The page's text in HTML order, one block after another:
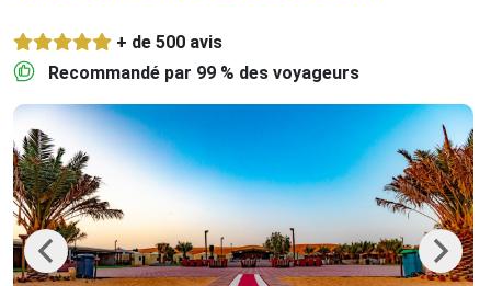
+ de 500 avis
Recommandé par 99 % des voyageurs
Previous Next